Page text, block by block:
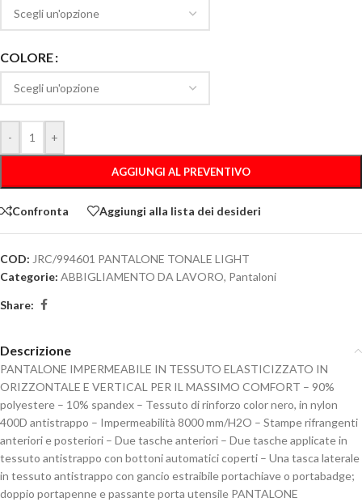
COLORE
- +
AGGIUNGI AL PREVENTIVO
Confronta Aggiungi alla lista dei desideri
COD: JRC/994601 PANTALONE TONALE LIGHT
Categorie: ABBIGLIAMENTO DA LAVORO, Pantaloni
Share:
Descrizione
PANTALONE IMPERMEABILE IN TESSUTO ELASTICIZZATO IN
ORIZZONTALE E VERTICAL PER IL MASSIMO COMFORT – 90%
polyestere – 10% spandex – Tessuto di rinforzo color nero, in nylon
400D antistrappo – Impermeabilità 8000 mm/H2O – Stampe rifrangenti
anteriori e posteriori – Due tasche anteriori – Due tasche applicate in
tessuto antistrappo con bottoni automatici coperti – Una tasca laterale
in tessuto antistrappo con gancio estraibile portachiave o portabadge;
doppio portapenne e passante porta utensile PANTALONE